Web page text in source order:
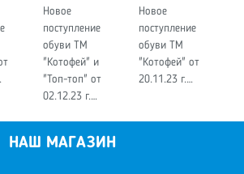
Новое
поступление
обуви ТМ
"Котофей" и
"Топ-топ" от
02.12.23 г.…
Новое
поступление
обуви ТМ
"Котофей" от
20.11.23 г.…
НАШ МАГАЗИН